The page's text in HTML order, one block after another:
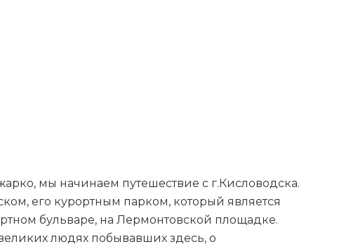
мы начинаем путешествие с г.Кисловодска.
его курортным парком, который является
бульваре, на Лермонтовской площадке.
людях побывавших здесь, о